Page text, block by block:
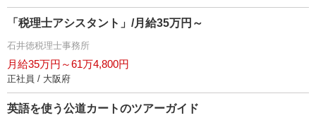
「税理士アシスタント」/月給35万円～
石井徳税理士事務所
月給35万円～61万4,800円
正社員 / 大阪府
英語を使う公道カートのツアーガイド